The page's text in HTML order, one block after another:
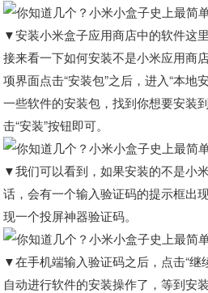
▼安装小米盒子应用商店中的软件这
接来看一下如何安装不是小米应用商
项界面点击“安装包”之后，进入“本地
一些软件的安装包，找到你想要安装
击“安装”按钮即可。
▼我们可以看到，如果安装的不是小
话，会有一个输入验证码的提示框出
现一个投屏神器验证码。
▼在手机端输入验证码之后，点击“继
自动进行软件的安装操作了，等到安